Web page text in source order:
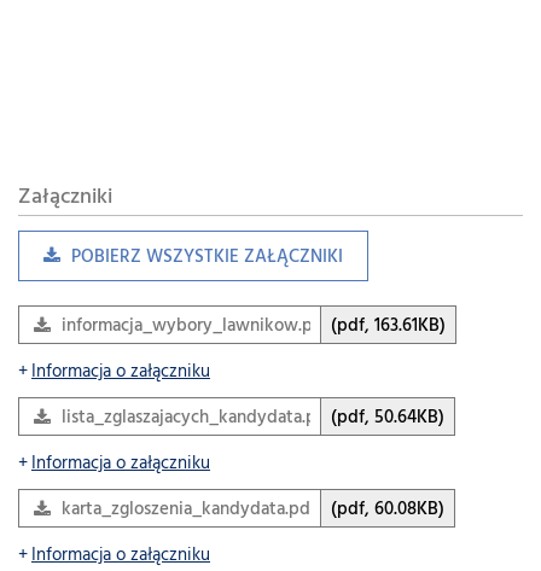
Załączniki
POBIERZ WSZYSTKIE ZAŁĄCZNIKI
informacja_wybory_lawnikow.pdf (pdf, 163.61KB)
Informacja o załączniku
lista_zglaszajacych_kandydata.pdf(pdf, 50.64KB)
Informacja o załączniku
karta_zgloszenia_kandydata.pdf
(pdf, 60.08KB)
Informacja o załączniku